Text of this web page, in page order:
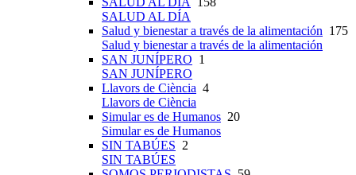
SALUD AL DÍA
Salud y bienestar a través de la alimentación 175
Salud y bienestar a través de la alimentación
SAN JUNÍPERO 1
SAN JUNÍPERO
Llavors de Ciència 4
Llavors de Ciència
Simular es de Humanos 20
Simular es de Humanos
SIN TABÚES 2
SIN TABÚES